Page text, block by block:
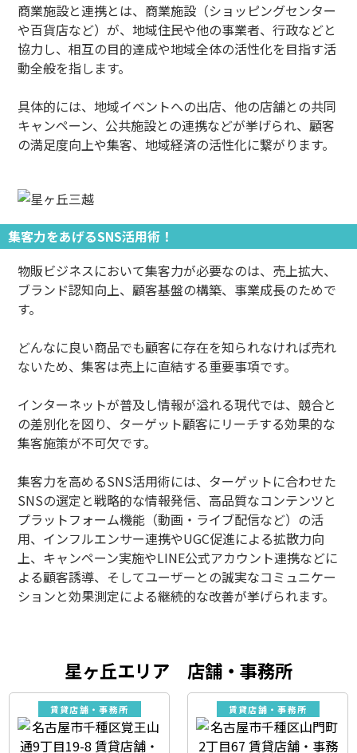
商業施設と連携とは、商業施設（ショッピングセンター
や百貨店など）が、地域住民や他の事業者、行政などと
協力し、相互の目的達成や地域全体の活性化を目指す活
動全般を指します。
具体的には、地域イベントへの出店、他の店舗との共同
キャンペーン、公共施設との連携などが挙げられ、顧客
の満足度向上や集客、地域経済の活性化に繋がります。
集客力をあげるSNS活用術！
物販ビジネスにおいて集客力が必要なのは、売上拡大、
ブランド認知向上、顧客基盤の構築、事業成長のためで
す。
どんなに良い商品でも顧客に存在を知られなければ売れ
ないため、集客は売上に直結する重要事項です。
インターネットが普及し情報が溢れる現代では、競合と
の差別化を図り、ターゲット顧客にリーチする効果的な
集客施策が不可欠です。
集客力を高めるSNS活用術には、ターゲットに合わせた
SNSの選定と戦略的な情報発信、高品質なコンテンツと
プラットフォーム機能（動画・ライブ配信など）の活
用、インフルエンサー連携やUGC促進による拡散力向
上、キャンペーン実施やLINE公式アカウント連携などに
よる顧客誘導、そしてユーザーとの誠実なコミュニケー
ションと効果測定による継続的な改善が挙げられます。
星ヶ丘エリア 店舗・事務所
賃貸店舗・事務所 賃貸店舗・事務所